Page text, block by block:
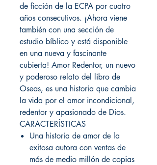
de ficción de la ECPA por cuatro
años consecutivos. ¡Ahora viene
también con una sección de
estudio bíblico y está disponible
en una nueva y fascinante
cubierta! Amor Redentor, un nuevo
y poderoso relato del libro de
Oseas, es una historia que cambia
la vida por el amor incondicional,
redentor y apasionado de Dios.
CARACTERÍSTICAS
Una historia de amor de la
exitosa autora con ventas de
más de medio millón de copias